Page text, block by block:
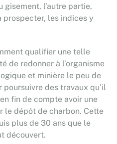
gisement, l’autre partie,
les indices y
qualifier une telle
de redonner à l’organisme
et minière le peu de
des travaux qu’il
fin de compte avoir une
le dépôt de charbon. Cette
plus de 30 ans que le
découvert.